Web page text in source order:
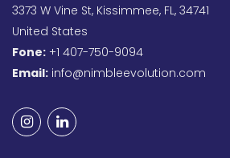
3373 W Vine St, Kissimmee, FL, 34741
United States
Fone: +1 407-750-9094
Email: info@nimbleevolution.com